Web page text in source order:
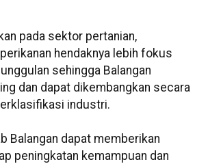
pada sektor pertanian,
hendaknya lebih fokus
sehingga Balangan
dan dapat dikembangkan secara
industri.
Balangan dapat memberikan
peningkatan kemampuan dan